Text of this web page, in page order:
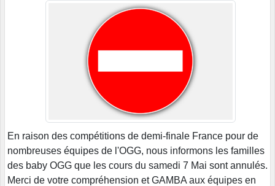
En raison des compétitions de demi-finale France pour de
nombreuses équipes de l'OGG, nous informons les familles
des baby OGG que les cours du samedi 7 Mai sont annulés.
Merci de votre compréhension et GAMBA aux équipes en